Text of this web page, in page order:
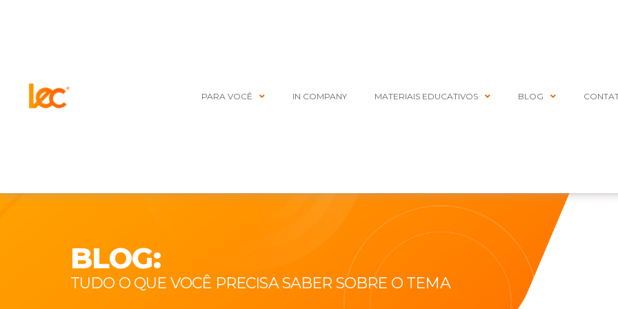
PARA VOCÊ IN COMPANY MATERIAIS EDUCATIVOS BLOG
BLOG:
TUDO O QUE VOCÊ PRECISA SABER SOBRE O TEMA